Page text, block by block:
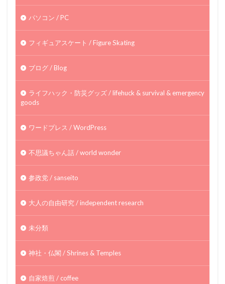
パソコン / PC
フィギュアスケート / Figure Skating
ブログ / Blog
ライフハック・防災グッズ / lifehuck & survival & emergency
goods
ワードプレス / WordPress
不思議ちゃん話 / world wonder
参政党 / sanseito
大人の自由研究 / independent research
未分類
神社・仏閣 / Shrines & Temples
自家焙煎 / coffee